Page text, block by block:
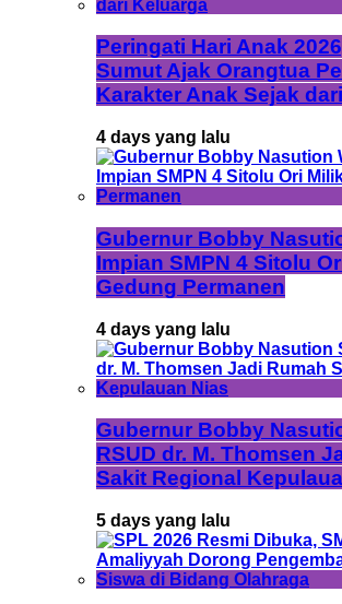
Peringati Hari Anak
Sumut Ajak Orangtua
Karakter Anak Sejak
4 days yang lalu
Gubernur Bobby
Impian SMPN 4 Sitolu
Gedung Permanen
4 days yang lalu
Gubernur Bobby
RSUD dr. M. Thomsen
Sakit Regional
5 days yang lalu